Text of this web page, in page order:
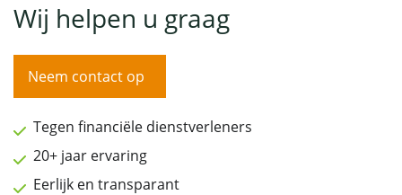
Wij helpen u graag
Neem contact op
Tegen financiële dienstverleners
20+ jaar ervaring
Eerlijk en transparant